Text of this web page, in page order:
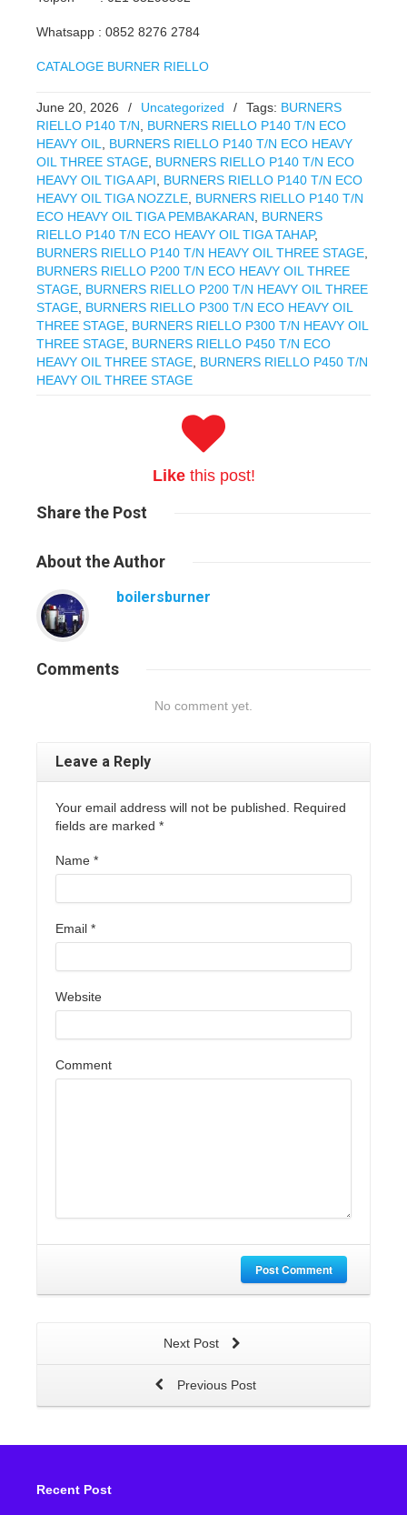
Whatsapp : 0852 8276 2784
CATALOGE BURNER RIELLO
June 20, 2026 / Uncategorized / Tags: BURNERS
RIELLO P140 T/N
BURNERS RIELLO P140 T/N ECO
HEAVY OIL
BURNERS RIELLO P140 T/N ECO HEAVY
OIL THREE STAGE BURNERS RIELLO P140 T/N ECO
HEAVY OIL TIGA API
BURNERS RIELLO P140 T/N ECO
HEAVY OIL TIGA NOZZLE BURNERS RIELLO P140 T/N
ECO HEAVY OIL TIGA PEMBAKARAN
BURNERS
RIELLO P140 T/N ECO HEAVY OIL TIGA TAHAP,
BURNERS RIELLO P140 T/N HEAVY OIL THREE STAGE
BURNERS RIELLO P200 T/N ECO HEAVY OIL THREE
STAGE BURNERS RIELLO P200 T/N HEAVY OIL THREE
STAGE BURNERS RIELLO P300 T/N ECO HEAVY OIL
THREE STAGE BURNERS RIELLO P300 T/N HEAVY OIL
THREE STAGE BURNERS RIELLO P450 T/N ECO
HEAVY OIL THREE STAGE BURNERS RIELLO P450 T/N
HEAVY OIL THREE STAGE
Likethis post!
Sharethe Post
About the Author
boilersburner
Comments
No comment yet.
Leave a Reply
Your email address will not be published. Required
fields are marked *
Name *
Email *
Website
Comment
Post Comment
Next Post
Previous Post
Recent Post